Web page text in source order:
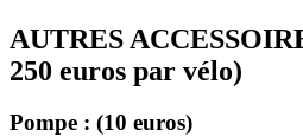
AUTRES
250 euros par vélo)
Pompe : (10 euros)